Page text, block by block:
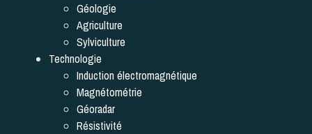
Géologie
Agriculture
Sylviculture
Technologie
Induction électromagnétique
Magnétométrie
Géoradar
Résistivité